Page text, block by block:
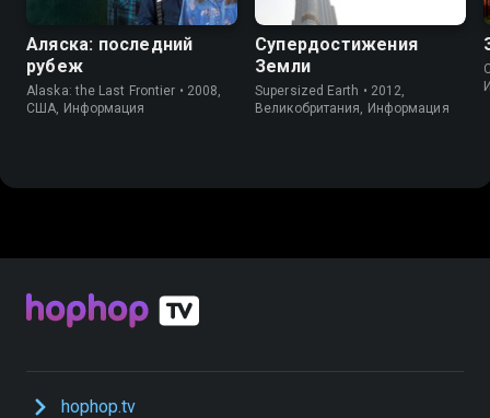
Аляска: последний
рубеж
Alaska: the Last Frontier • 2008,
США, Информация
Супердостижения
Земли
Supersized Earth • 2012,
Великобритания, Информация
hophop.tv